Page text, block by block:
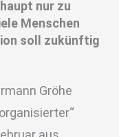
nur zu
Menschen
soll zukünftig
Gröhe